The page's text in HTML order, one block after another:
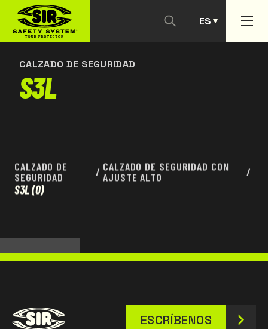
ES
PT
CALZADO DE SEGURIDAD
S3L
CALZADO DE
SEGURIDAD
/ CALZADO DE SEGURIDAD CON
AJUSTE ALTO
/
S3L(0)
ESCRÍBENOS
CONTACTANOS